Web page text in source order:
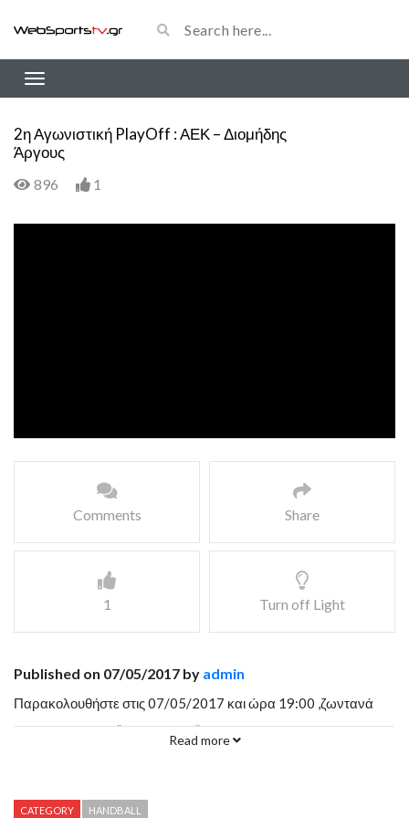
2η Αγωνιστική PlayOff : ΑΕΚ – Διομήδης
Άργους
896 1
Comments Share
1 Turn off Light
Published on 07/05/2017 by admin
Παρακολουθήστε στις 07/05/2017 και ώρα 19:00 ,ζωντανά
από την αίθουσα “Γ.Κασιμάτης” του ΟΑΚΑ και το κανάλι της
Read more
CATEGORY HANDBALL